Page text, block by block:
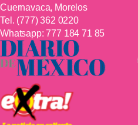
Cuernavaca, Morelos
Tel. (777) 362 0220
Whatsapp:777 184 71 85